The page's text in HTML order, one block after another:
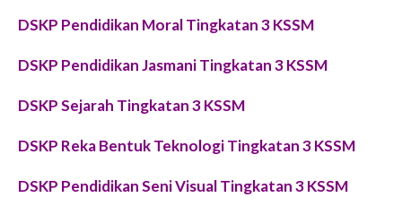
DSKP Pendidikan Moral Tingkatan 3 KSSM
DSKP Pendidikan Jasmani Tingkatan 3 KSSM
DSKP Sejarah Tingkatan 3 KSSM
DSKP Reka Bentuk Teknologi Tingkatan 3 KSSM
DSKP Pendidikan Seni Visual Tingkatan 3 KSSM